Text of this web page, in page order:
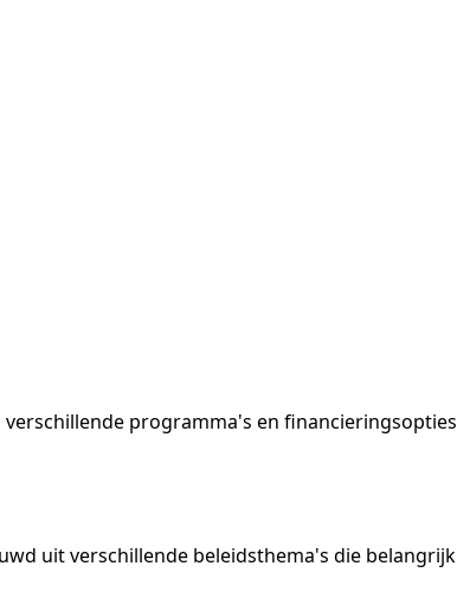
programma's en
uit verschillende beleidsthema's die